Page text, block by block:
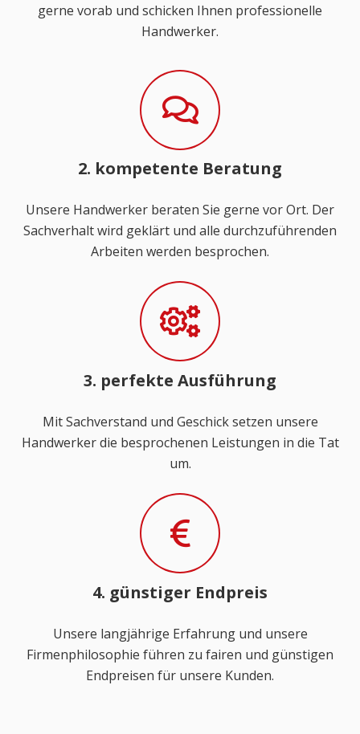
gerne vorab und schicken Ihnen professionelle
Handwerker.
2. kompetente Beratung
Unsere Handwerker beraten Sie gerne vor Ort. Der
Sachverhalt wird geklärt und alle durchzuführenden
Arbeiten werden besprochen.
3. perfekte Ausführung
Mit Sachverstand und Geschick setzen unsere
Handwerker die besprochenen Leistungen in die Tat
um.
4. günstiger Endpreis
Unsere langjährige Erfahrung und unsere
Firmenphilosophie führen zu fairen und günstigen
Endpreisen für unsere Kunden.